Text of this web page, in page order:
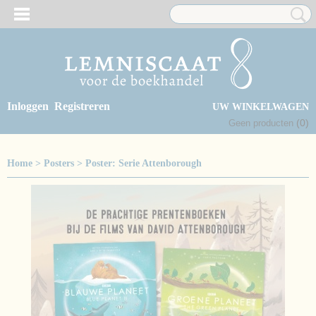
Inloggen Registreren
UW WINKELWAGEN
Geen producten (0)
Home > Posters > Poster: Serie Attenborough